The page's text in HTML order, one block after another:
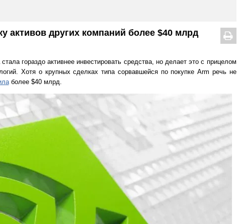
активов других компаний более $40 млрд
гораздо активнее инвестировать средства, но делает это с прицелом
Хотя о крупных сделках типа сорвавшейся по покупке Arm речь не
более $40 млрд.